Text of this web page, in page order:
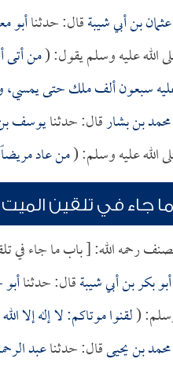
عثمان بن أبي شيبةقال: حدثناأبو
الله عليه وسلم يقول: (من أتى
سبعون ألف ملك حتى
محمد بن بشارقال: حدثنايوسف
الله عليه وسلم: (من عاد
جاء في تلقين الميت:
رحمه الله: [ باب ما جاء في
أبو بكر بن أبي شيبةقال: حدثنا
(لقنوا موتاكم: لا إله إلا الله
محمد بن يحيىقال: حدثناعبد